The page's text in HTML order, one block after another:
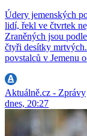
Údery jemenských
lidí, řekl ve čtvrtek
Zraněných jsou
čtyři desítky
povstalců v Jemenu
Aktuálně.cz - Zprávy
dnes, 20:27